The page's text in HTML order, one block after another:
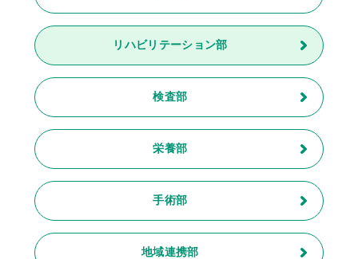
リハビリテーション部
検査部
栄養部
手術部
地域連携部